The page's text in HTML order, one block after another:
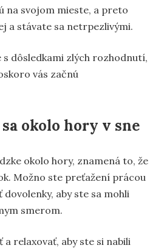
na svojom mieste, a preto
a stávate sa netrpezlivými.
s dôsledkami zlých rozhodnutí,
vás začnú
okolo hory v sne
okolo hory, znamená to, že
Možno ste preťažení prácou
aby ste sa mohli
smerom.
a relaxovať, aby ste si nabili